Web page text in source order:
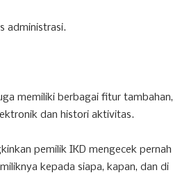
administrasi.
memiliki berbagai fitur tambahan,
dan histori aktivitas.
pemilik IKD mengecek pernah
kepada siapa, kapan, dan di